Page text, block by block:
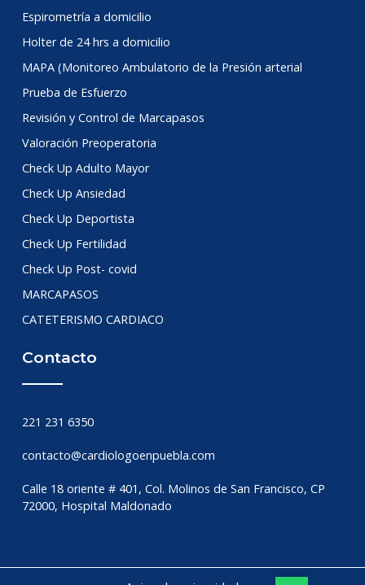
Espirometría a domicilio
Holter de 24 hrs a domicilio
MAPA (Monitoreo Ambulatorio de la Presión arterial
Prueba de Esfuerzo
Revisión y Control de Marcapasos
Valoración Preoperatoria
Check Up Adulto Mayor
Check Up Ansiedad
Check Up Deportista
Check Up Fertilidad
Check Up Post- covid
MARCAPASOS
CATETERISMO CARDIACO
Contacto
221 231 6350
contacto@cardiologoenpuebla.com
Calle 18 oriente # 401, Col. Molinos de San Francisco, CP
72000, Hospital Maldonado